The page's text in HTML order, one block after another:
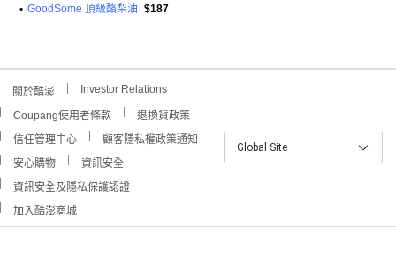
• GoodSome 頂級酪梨油 $187
關於酷澎 Investor Relations
Coupang使用者條款
退換貨政策
信任管理中心
顧客隱私權政策通知
安心購物
資訊安全
資訊安全及隱私保護認證
加入酷澎商城
Global Site